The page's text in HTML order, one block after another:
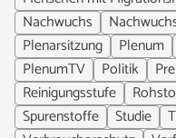
Nachwuchs
Plenarsitzung
Plenum
PlenumTV
Politik
Reinigungsstufe
Spurenstoffe
Studie